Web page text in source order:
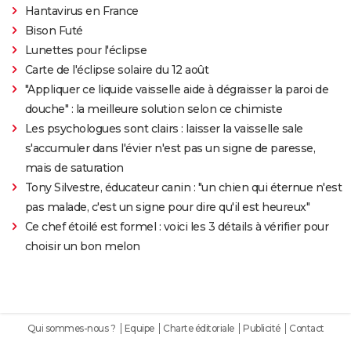
Hantavirus en France
Bison Futé
Lunettes pour l'éclipse
Carte de l'éclipse solaire du 12 août
"Appliquer ce liquide vaisselle aide à dégraisser la paroi de
douche" : la meilleure solution selon ce chimiste
Les psychologues sont clairs : laisser la vaisselle sale
s'accumuler dans l'évier n'est pas un signe de paresse,
mais de saturation
Tony Silvestre, éducateur canin : "un chien qui éternue n'est
pas malade, c'est un signe pour dire qu'il est heureux"
Ce chef étoilé est formel : voici les 3 détails à vérifier pour
choisir un bon melon
Qui sommes-nous ? Equipe Charte éditoriale Publicité
Contact